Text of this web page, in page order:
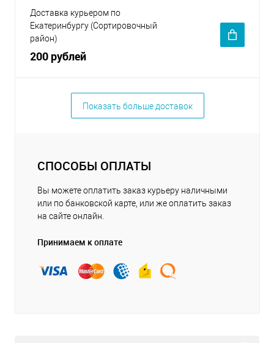
Доставка курьером по
Екатеринбургу (Сортировочный
район)
200 рублей
Показать больше доставок
СПОСОБЫ ОПЛАТЫ
Вы можете оплатить заказ курьеру наличными
или по банковской карте, или же оплатить заказ
на сайте онлайн.
Принимаем к оплате